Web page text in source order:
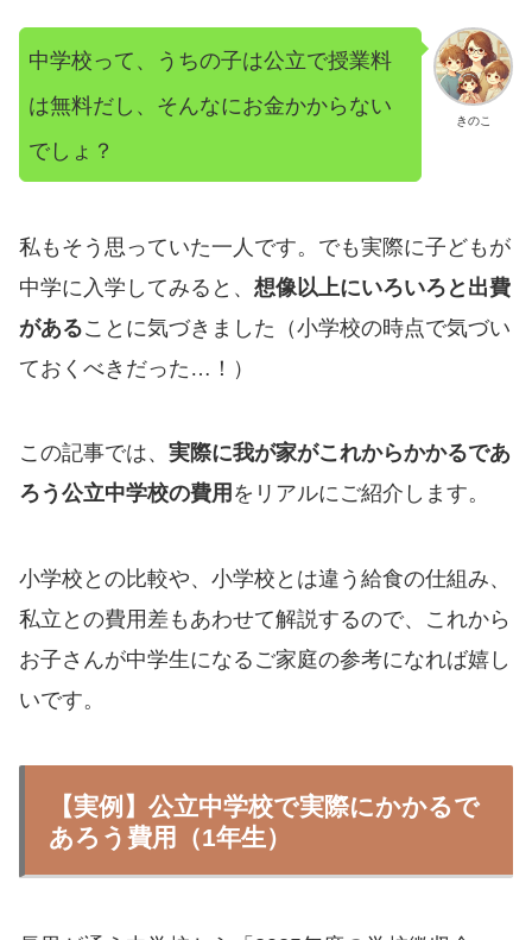
きのこ
中学校って、うちの子は公立で授業料
は無料だし、そんなにお金かからない
でしょ？
私もそう思っていた一人です。でも実際に子どもが
中学に入学してみると、 想像以上にいろいろと出費
があることに気づきました（小学校の時点で気づい
ておくべきだった…！）
この記事では、 実際に我が家がこれからかかるであ
ろう公立中学校の費用 をリアルにご紹介します。
小学校との比較や、小学校とは違う給食の仕組み、
私立との費用差もあわせて解説するので、これから
お子さんが中学生になるご家庭の参考になれば嬉し
いです。
【実例】公立中学校で実際にかかるで
あろう費用（1年生）